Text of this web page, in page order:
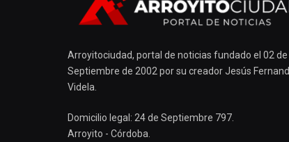
Arroyitociudad, portal de noticias fundado el 02 de
Septiembre de 2002 por su creador Jesús
Videla.
Domicilio legal: 24 de Septiembre 797.
Arroyito - Córdoba.